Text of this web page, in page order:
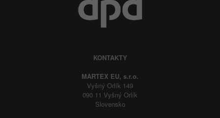
KONTAKTY
MARTEX EU, s.r.o.
Vyšný Orlík 149
090 11 Vyšný Orlík
Slovensko